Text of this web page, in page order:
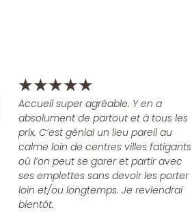
★★★★★
Accueil super agréable. Y en a
absolument de partout et à tous les
prix. C’est génial un lieu pareil au
calme loin de centres villes fatigants
où l’on peut se garer et partir avec
ses emplettes sans devoir les porter
loin et/ou longtemps. Je reviendrai
bientôt.